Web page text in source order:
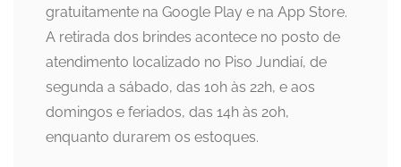
gratuitamente na Google Play e na App Store.
A retirada dos brindes acontece no posto de
atendimento localizado no Piso Jundiaí, de
segunda a sábado, das 10h às 22h, e aos
domingos e feriados, das 14h às 20h,
enquanto durarem os estoques.